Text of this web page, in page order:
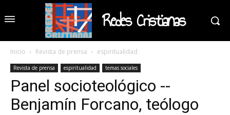
Redes Cristianas
Inicio Revista de prensa espiritualidad
Revista de prensa espiritualidad temas sociales
Panel socioteológico --
Benjamín Forcano, teólogo